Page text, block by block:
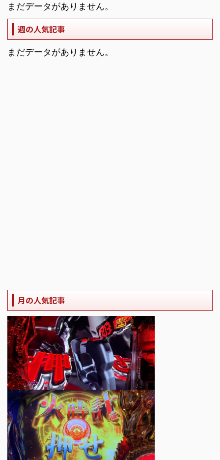
まだデータがありません。
週の人気記事
まだデータがありません。
月の人気記事